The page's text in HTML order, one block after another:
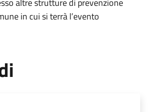
altre strutture di prevenzione
in cui si terrà l’evento